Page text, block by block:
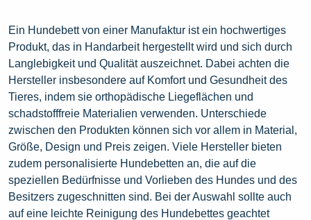
Ein Hundebett von einer Manufaktur ist ein hochwertiges
Produkt, das in Handarbeit hergestellt wird und sich durch
Langlebigkeit und Qualität auszeichnet. Dabei achten die
Hersteller insbesondere auf Komfort und Gesundheit des
Tieres, indem sie orthopädische Liegeflächen und
schadstofffreie Materialien verwenden. Unterschiede
zwischen den Produkten können sich vor allem in Material,
Größe, Design und Preis zeigen. Viele Hersteller bieten
zudem personalisierte Hundebetten an, die auf die
speziellen Bedürfnisse und Vorlieben des Hundes und des
Besitzers zugeschnitten sind. Bei der Auswahl sollte auch
auf eine leichte Reinigung des Hundebettes geachtet